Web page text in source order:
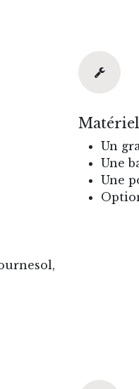
Matériel
Un
Une
Une